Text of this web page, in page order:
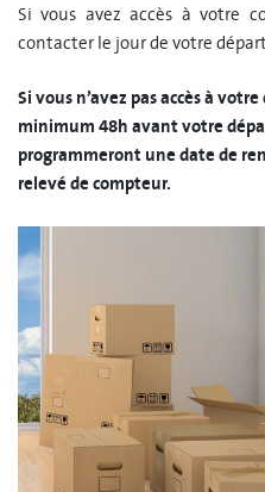
Si vous avez accès à votre
contacter le jour de votre
Si vous n’avez pas accès à
minimum 48h avant votre
programmeront une date de
relevé de compteur.